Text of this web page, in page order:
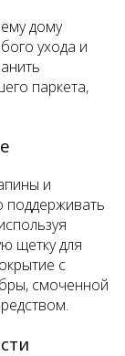
дому
ухода и
паркета,
и
поддерживать
щетку для
с
смоченной